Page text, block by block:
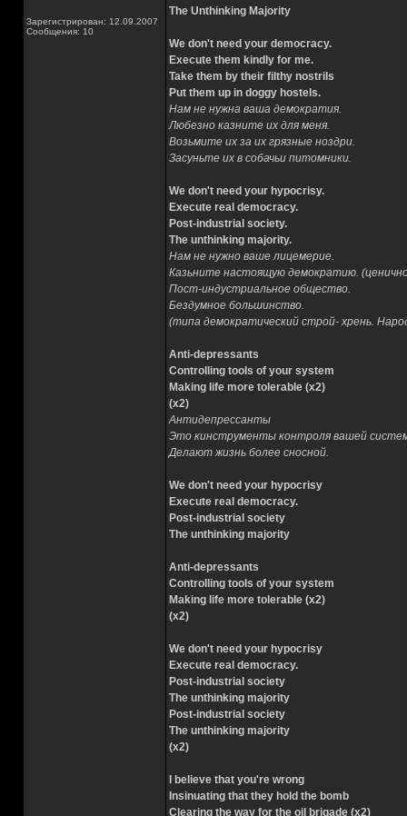
Зарегистрирован: 12.09.2007
Сообщения: 10
The Unthinking Majority
We don't need your democracy.
Execute them kindly for me.
Take them by their filthy nostrils
Put them up in doggy hostels.
Нам не нужна ваша демократия.
Любезно казните их для меня.
Возьмите их за их грязные ноздри.
Засуньте их в собачьи питомники.
We don't need your hypocrisy.
Execute real democracy.
Post-industrial society.
The unthinking majority.
Нам не нужно ваше лицемерие.
Казьните настоящую демократию.
Пост-индустриальное общество.
Бездумное большинство.
(типа демократический строй- хрень.
Anti-depressants
Controlling tools of your system
Making life more tolerable (x2)
(x2)
Антидепрессанты
Это кинструменты контроля вашей
Делают жизнь более сносной.
We don't need your hypocrisy
Execute real democracy.
Post-industrial society
The unthinking majority
Anti-depressants
Controlling tools of your system
Making life more tolerable (x2)
(x2)
We don't need your hypocrisy
Execute real democracy.
Post-industrial society
The unthinking majority
Post-industrial society
The unthinking majority
(x2)
I believe that you're wrong
Insinuating that they hold the bomb
Clearing the way for the oil brigade (x2)